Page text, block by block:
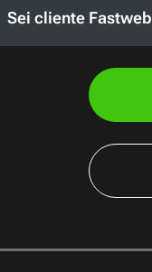
Sei cliente Fastweb